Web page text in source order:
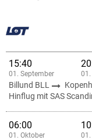
15:40
01. September 01.
Billund BLL
Hinflug mit SAS
06:00
01. Oktober 01.